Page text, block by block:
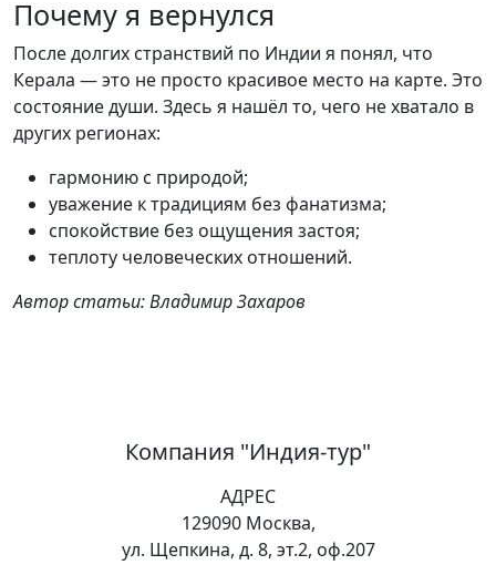
Почему я вернулся
После долгих странствий по Индии я понял, что
Керала — это не просто красивое место на карте. Это
состояние души. Здесь я нашёл то, чего не хватало в
других регионах:
гармонию с природой;
уважение к традициям без фанатизма;
спокойствие без ощущения застоя;
теплоту человеческих отношений.
Автор статьи: Владимир Захаров
Компания "Индия-тур"
АДРЕС
129090 Москва,
ул. Щепкина, д. 8, эт.2, оф.207